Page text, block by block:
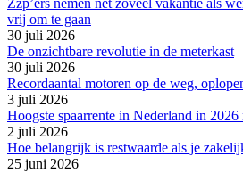
Zzp’ers nemen net zoveel vakantie als
vrij om te gaan
30 juli 2026
De onzichtbare revolutie in de meterkast
30 juli 2026
Recordaantal motoren op de weg,
3 juli 2026
Hoogste spaarrente in Nederland in 2026
2 juli 2026
Hoe belangrijk is restwaarde als je
25 juni 2026